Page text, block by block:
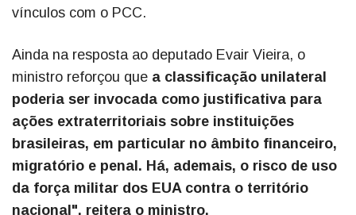
vínculos com o PCC.
Ainda na resposta ao deputado Evair Vieira, o
ministro reforçou que a classificação unilateral
poderia ser invocada como justificativa para
ações extraterritoriais sobre instituições
brasileiras, em particular no âmbito financeiro,
migratório e penal. Há, ademais, o risco de uso
da força militar dos EUA contra o território
nacional", reitera o ministro.